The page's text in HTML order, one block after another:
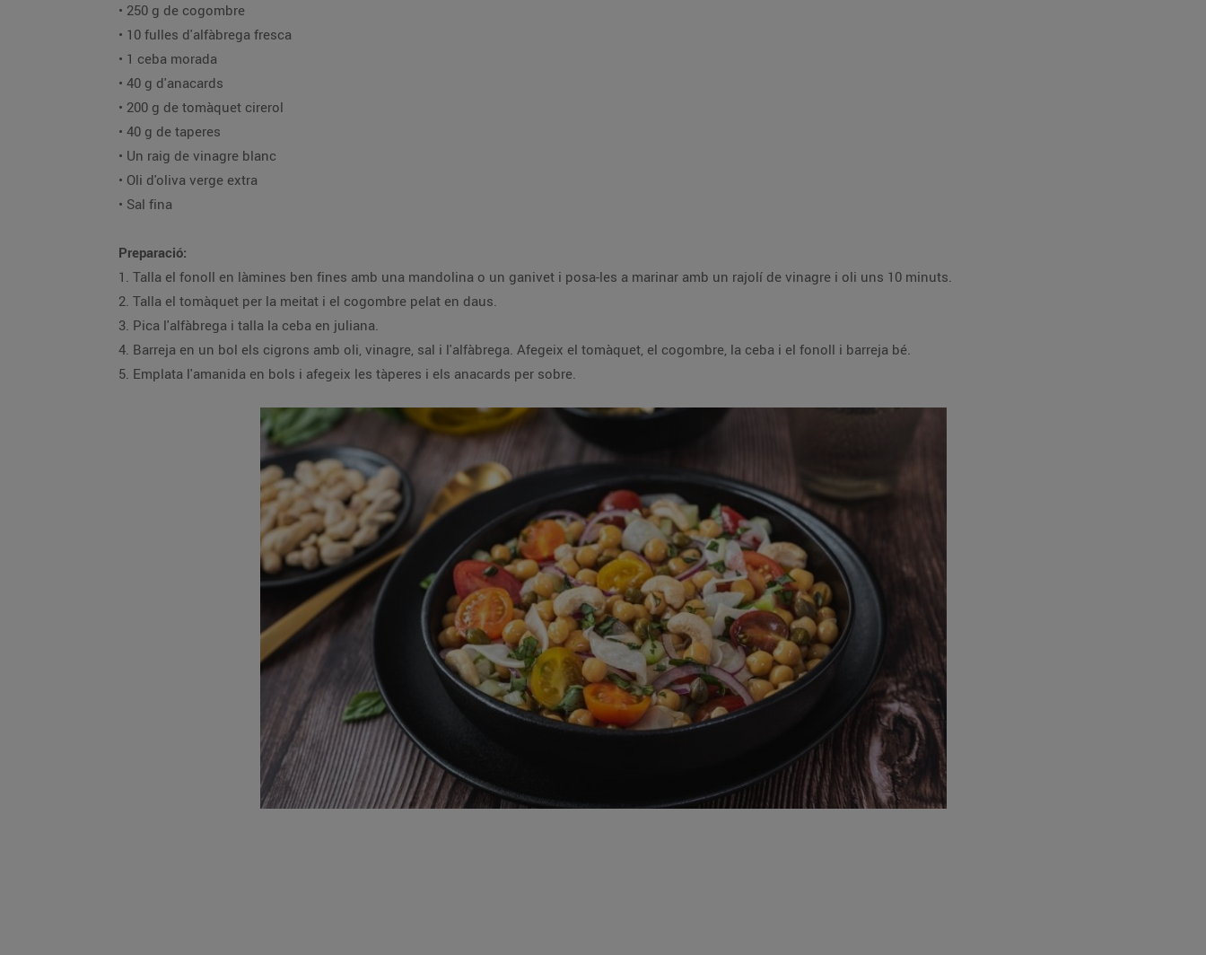
• 250 g de cogombre
• 10 fulles d'alfàbrega fresca
• 1 ceba morada
• 40 g d'anacards
• 200 g de tomàquet cirerol
• 40 g de taperes
• Un raig de vinagre blanc
• Oli d'oliva verge extra
• Sal fina
Preparació:
1. Talla el fonoll en làmines ben fines amb una mandolina o un ganivet i posa-les a marinar amb un rajolí de vinagre i oli uns 10 minuts.
2. Talla el tomàquet per la meitat i el cogombre pelat en daus.
3. Pica l'alfàbrega i talla la ceba en juliana.
4. Barreja en un bol els cigrons amb oli, vinagre, sal i l'alfàbrega. Afegeix el tomàquet, el cogombre, la ceba i el fonoll i barreja bé.
5. Emplata l'amanida en bols i afegeix les tàperes i els anacards per sobre.